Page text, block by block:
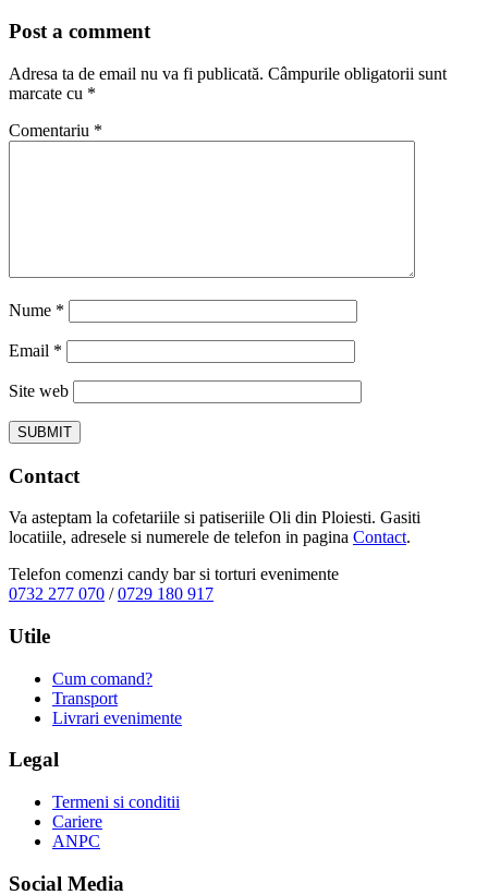
Post a comment
Adresa ta de email nu va fi publicată. Câmpurile obligatorii sunt
marcate cu *
Comentariu *
Nume *
Email *
Site web
Contact
Va asteptam la cofetariile si patiseriile Oli din Ploiesti. Gasiti
locatiile, adresele si numerele de telefon in pagina Contact.
Telefon comenzi candy bar si torturi evenimente
0732 277 070 /0729 180 917
Utile
Cum comand?
Transport
Livrari evenimente
Legal
Termeni si conditii
Cariere
ANPC
Social Media